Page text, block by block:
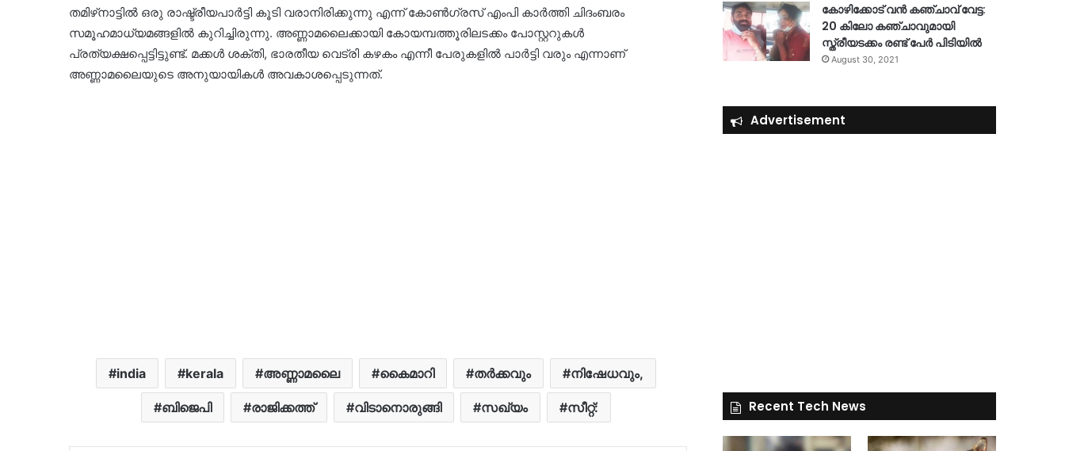
തമിഴ്‌നാട്ടില്‍ ഒരു രാഷ്ട്രീയപാര്‍ട്ടി കൂടി വരാനിരിക്കുന്നു എന്ന് കോണ്‍ഗ്രസ് എംപി കാര്‍ത്തി ചിദംബരം
സമൂഹമാധ്യമങ്ങളില്‍ കുറിച്ചിരുന്നു. അണ്ണാമലൈക്കായി കോയമ്പത്തൂരിലടക്കം പോസ്റ്ററുകള്‍
പ്രത്യക്ഷപ്പെട്ടിട്ടുണ്ട്. മക്കള്‍ ശക്തി, ഭാരതീയ വെട്രി കഴകം എന്നീ പേരുകളില്‍ പാര്‍ട്ടി വരും എന്നാണ്
അണ്ണാമലൈയുടെ അനുയായികള്‍ അവകാശപ്പെടുന്നത്.
india kerala അണ്ണാമലൈ കൈമാറി തർക്കവും നിഷേധവും,
ബിജെപി രാജിക്കത്ത് വിടാനൊരുങ്ങി സഖ്യം സീറ്റ്:
കോഴിക്കോട് വൻ കഞ്ചാവ് വേട്ട:
20 കിലോ കഞ്ചാവുമായി
സ്ത്രീയടക്കം രണ്ട് പേർ പിടിയിൽ
August 30, 2021
Advertisement
Recent Tech News